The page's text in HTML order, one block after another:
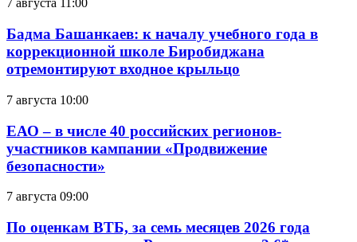
7 августа 11:00
Бадма Башанкаев: к началу учебного года в
коррекционной школе Биробиджана
отремонтируют входное крыльцо
7 августа 10:00
ЕАО – в числе 40 российских регионов-
участников кампании «Продвижение
безопасности»
7 августа 09:00
По оценкам ВТБ, за семь месяцев 2026 года